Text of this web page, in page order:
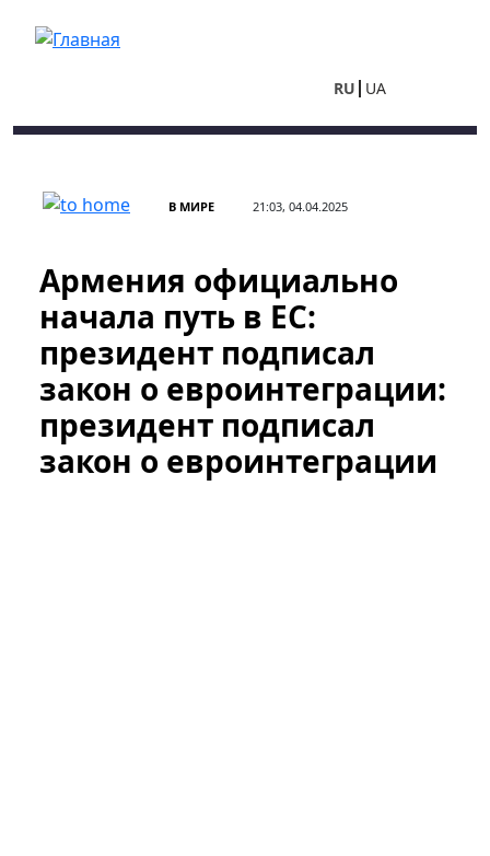
RU UA
В МИРЕ 21:03, 04.04.2025
Армения официально
начала путь в ЕС:
президент подписал
закон о евроинтеграции:
президент подписал
закон о евроинтеграции